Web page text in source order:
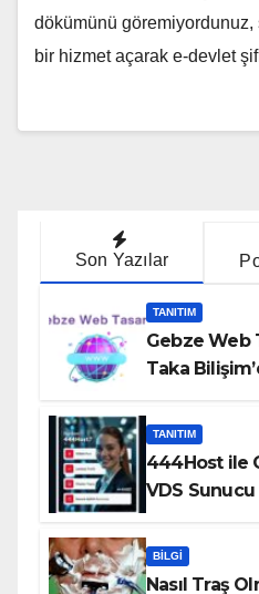
dökümünü
bir hizmet açarak e-devlet
Son Yazılar
TANITIM
Gebze Web
Taka
TANITIM
444Host ile
VDS
BILGI
Nasıl Traş